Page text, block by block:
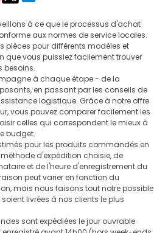
à ce que le processus d'achat
aux normes de service locales.
pièces pour différents modèles et
que vous puissiez facilement trouver
besoins.
à chaque étape - de la
en passant par les conseils de
logistique. Grâce à notre offre
vous pouvez comparer facilement les
celles qui correspondent le mieux à
budget.
pour les produits commandés en
d'expédition choisie, de
et de l'heure d'enregistrement du
peut varier en fonction du
mais nous faisons tout notre possible
livrées à nos clients le plus
sont expédiées le jour ouvrable